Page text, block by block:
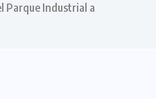
Parque Industrial a